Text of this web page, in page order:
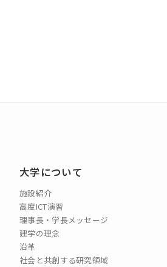
大学について
施設紹介
高度ICT演習
理事長・学長メッセージ
建学の理念
沿革
社会と共創する研究領域